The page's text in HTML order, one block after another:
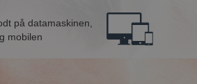
på datamaskinen,
mobilen